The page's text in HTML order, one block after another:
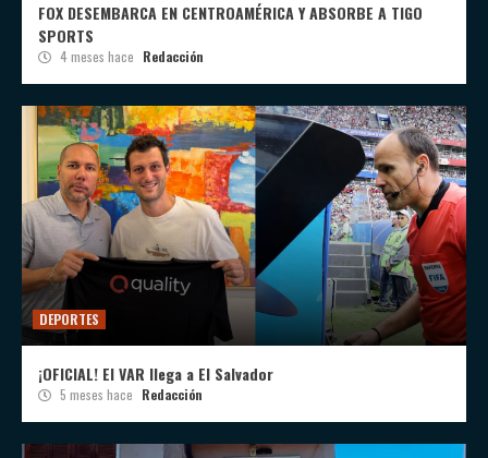
FOX DESEMBARCA EN CENTROAMÉRICA Y ABSORBE A TIGO
SPORTS
4 meses hace Redacción
DEPORTES
¡OFICIAL! El VAR llega a El Salvador
5 meses hace Redacción